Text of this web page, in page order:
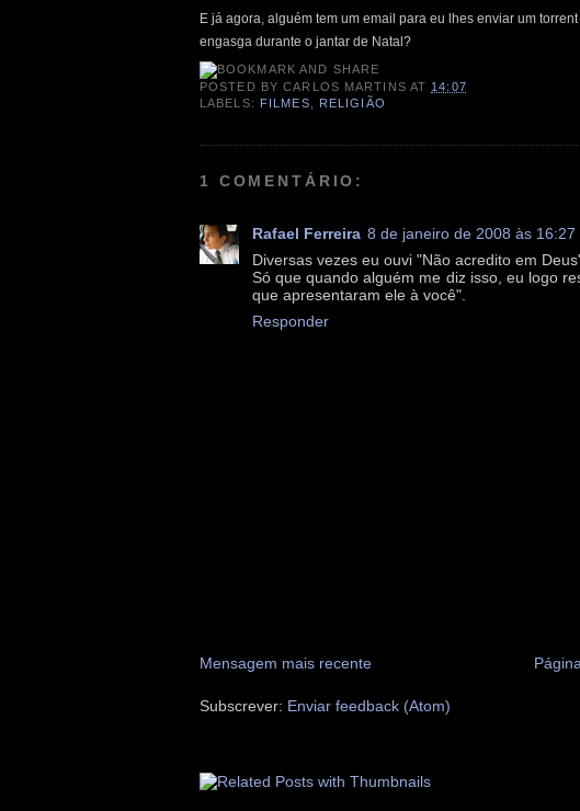
E já agora, alguém tem um email para eu lhes enviar um
engasga durante o jantar de Natal?
POSTED BYCARLOS MARTINS AT 14:07
LABELS:
FILMES RELIGIÃO
1 COMENTÁRIO:
Rafael Ferreira 8 de janeiro de 2008 às 16:27
Diversas vezes eu ouvi "Não acredito em
Só que quando alguém me diz isso, eu logo
que apresentaram ele à você".
Responder
Mensagem mais recente
Subscrever: Enviar feedback (Atom)